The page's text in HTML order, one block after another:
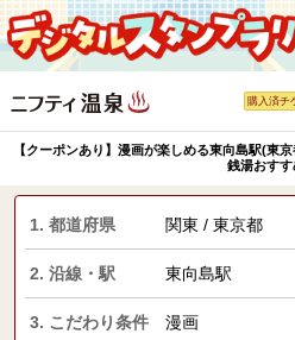
購入済チ
【クーポンあり】漫画が楽しめる東向島駅(東
銭湯おすす
1. 都道府県 関東 / 東京都
2. 沿線・駅 東向島駅
3. こだわり条件 漫画